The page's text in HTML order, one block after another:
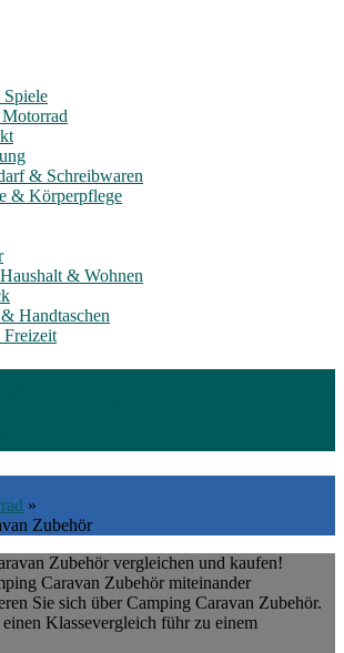
& Schreibwaren
& Körperpflege
& Wohnen
Handtaschen
»
Zubehör
Zubehör vergleichen und kaufen!
Caravan Zubehör miteinander
Sie sich über Camping Caravan Zubehör.
Klassevergleich führ zu einem